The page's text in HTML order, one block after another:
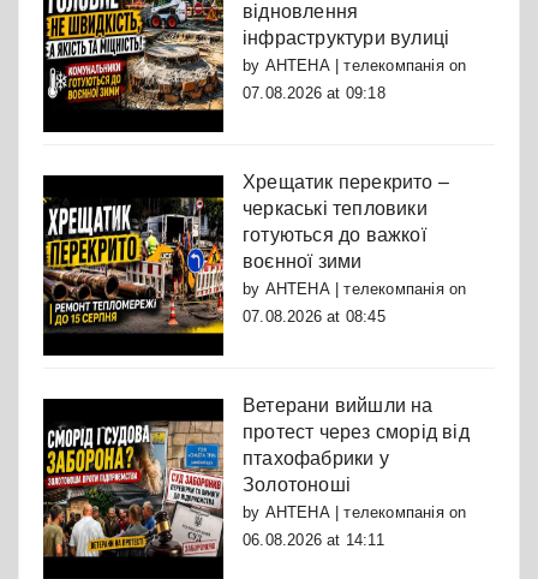
відновлення
інфраструктури вулиці
by АНТЕНА | телекомпаніяon
07.08.2026 at 09:18
Хрещатик перекрито –
черкаські тепловики
готуються до важкої
воєнної зими
by АНТЕНА | телекомпаніяon
07.08.2026 at 08:45
Ветерани вийшли на
протест через сморід від
птахофабрики у
Золотоноші
by АНТЕНА | телекомпаніяon
06.08.2026 at 14:11